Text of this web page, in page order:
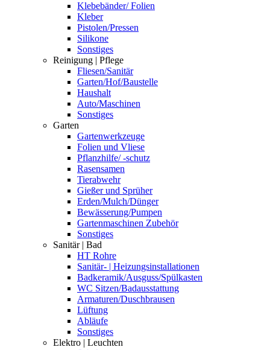
Klebebänder/ Folien
Kleber
Pistolen/Pressen
Silikone
Sonstiges
Reinigung | Pflege
Fliesen/Sanitär
Garten/Hof/Baustelle
Haushalt
Auto/Maschinen
Sonstiges
Garten
Gartenwerkzeuge
Folien und Vliese
Pflanzhilfe/ -schutz
Rasensamen
Tierabwehr
Gießer und Sprüher
Erden/Mulch/Dünger
Bewässerung/Pumpen
Gartenmaschinen Zubehör
Sonstiges
Sanitär | Bad
HT Rohre
Sanitär- | Heizungsinstallationen
Badkeramik/Ausguss/Spülkasten
WC Sitzen/Badausstattung
Armaturen/Duschbrausen
Lüftung
Abläufe
Sonstiges
Elektro | Leuchten